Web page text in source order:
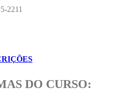
2211
DO CURSO: